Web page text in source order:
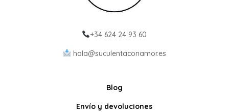
+34 624 24 93 60
hola@suculentaconamor.es
Blog
Envío y devoluciones